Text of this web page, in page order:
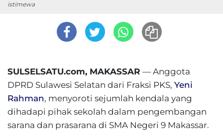
istimewa
SULSELSATU.com, MAKASSAR — Anggota
DPRD Sulawesi Selatan dari Fraksi PKS, Yeni
Rahman, menyoroti sejumlah kendala yang
dihadapi pihak sekolah dalam pengembangan
sarana dan prasarana di SMA Negeri 9 Makassar.